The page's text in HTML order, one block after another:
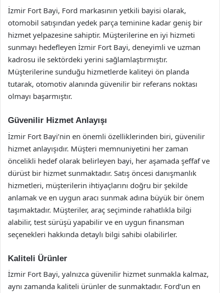
İzmir Fort Bayi, Ford markasının yetkili bayisi olarak,
otomobil satışından yedek parça teminine kadar geniş bir
hizmet yelpazesine sahiptir. Müşterilerine en iyi hizmeti
sunmayı hedefleyen İzmir Fort Bayi, deneyimli ve uzman
kadrosu ile sektördeki yerini sağlamlaştırmıştır.
Müşterilerine sunduğu hizmetlerde kaliteyi ön planda
tutarak, otomotiv alanında güvenilir bir referans noktası
olmayı başarmıştır.
Güvenilir Hizmet Anlayışı
İzmir Fort Bayi’nin en önemli özelliklerinden biri, güvenilir
hizmet anlayışıdır. Müşteri memnuniyetini her zaman
öncelikli hedef olarak belirleyen bayi, her aşamada şeffaf ve
dürüst bir hizmet sunmaktadır. Satış öncesi danışmanlık
hizmetleri, müşterilerin ihtiyaçlarını doğru bir şekilde
anlamak ve en uygun aracı sunmak adına büyük bir önem
taşımaktadır. Müşteriler, araç seçiminde rahatlıkla bilgi
alabilir, test sürüşü yapabilir ve en uygun finansman
seçenekleri hakkında detaylı bilgi sahibi olabilirler.
Kaliteli Ürünler
İzmir Fort Bayi, yalnızca güvenilir hizmet sunmakla kalmaz,
aynı zamanda kaliteli ürünler de sunmaktadır. Ford’un en